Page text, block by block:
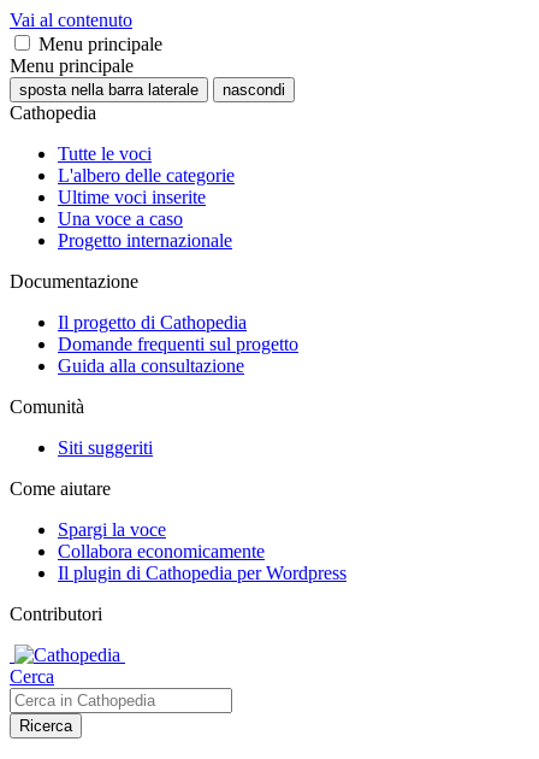
Vai al contenuto
Menu principale
Menu principale
sposta nella barra laterale nascondi
Cathopedia
Tutte le voci
L'albero delle categorie
Ultime voci inserite
Una voce a caso
Progetto internazionale
Documentazione
Il progetto di Cathopedia
Domande frequenti sul progetto
Guida alla consultazione
Comunità
Siti suggeriti
Come aiutare
Spargi la voce
Collabora economicamente
Il plugin di Cathopedia per Wordpress
Contributori
Cerca
Ricerca